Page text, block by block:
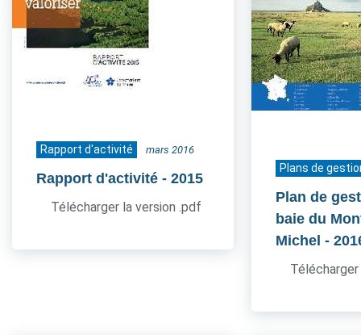
Rapport d'activité mars 2016
Rapport d'activité - 2015
Télécharger la version .pdf
Plans de
Plan de
baie du
Michel -